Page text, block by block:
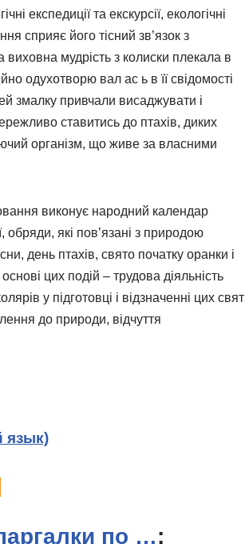
експедиції та екскурсії, екологічні
сприяє його тісний зв’язок з
мудрість з колиски плекала в
одухотворю вал ас ь в її свідомості
змалку привчали висаджувати і
ставитись до птахів, диких
організм, що живе за власними
виконує народний календар
обряди, які пов’язані з природою
день птахів, свято початку оранки і
цих подій – трудова діяльність
у підготовці і відзначенні цих свят
до природи, відчуття
язык)
по …: